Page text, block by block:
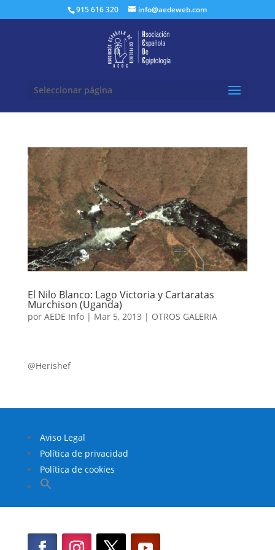
915 616 320 info@aedeweb.com
Seleccionar página
El Nilo Blanco: Lago Victoria y Cartaratas
Murchison (Uganda)
por AEDE Info| Mar 5, 2013 | OTROS GALERIA
@Herishef
Aviso Legal
Política de privacidad
Política de cookies
Buscar:
Botón de búsqueda